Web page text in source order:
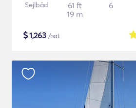
Sejlbåd
61 ft
19 m
6
$1,263 /nat